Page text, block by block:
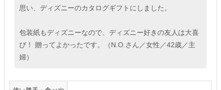
思い、ディズニーのカタログギフトにしました。
包装紙もディズニーなので、ディズニー好きの友人は大喜
び！ 贈ってよかったです。（N.O.さん／女性／42歳／主
婦）